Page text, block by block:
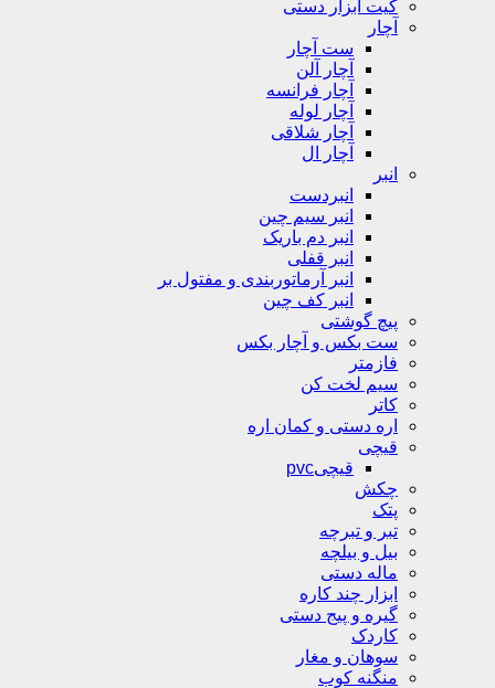
کیت ابزار دستی
آچار
ست آچار
آچار آلن
آچار فرانسه
آچار لوله
آچار شلاقی
آچار ال
انبر
انبردست
انبر سیم چین
انبر دم باریک
انبر قفلی
انبر آرماتوربندی و مفتول بر
انبر کف چین
پیچ گوشتی
ست بکس و آچار بکس
فازمتر
سیم لخت کن
کاتر
اره دستی و کمان اره
قیچی
قیچیpvc
چکش
پتک
تبر و تبرچه
بیل و بیلچه
ماله دستی
ابزار چند کاره
گیره و پیج دستی
کاردک
سوهان و مغار
منگنه کوب